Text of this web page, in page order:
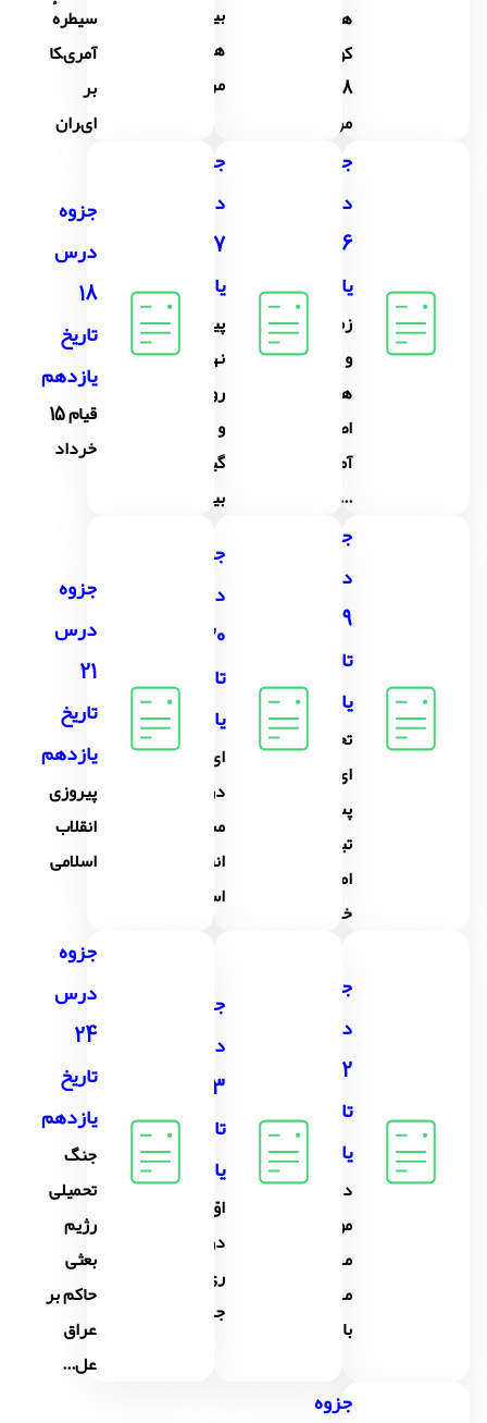
هاى
کودتاى
28
مرداد
بىست و
هشتم
مرداد
سىطرهٔ
آمرىکا
بر
اىران
جزوه
درس
یازدهم
زمینه ها
و هدف
های
اصلاحات
آمریکایی
...
جزوه
درس
یازدهم
پىداىش
نهضت
روحانىت
و اوج
گیری
بیدار...
جزوه
درس
18
تاریخ
یازدهم
قىام 15
خرداد
جزوه
درس
19
تاریخ
یازدهم
تحولات
اىران
پس از
تبعىد
امام
خمىنى
جزوه
درس
20
تاریخ
یازدهم
اىران
در
مسیر
انقلاب
اسلامى
جزوه
درس
21
تاریخ
یازدهم
پىروزى
انقلاب
اسلامى
جزوه
درس
22
تاریخ
یازدهم
دولت
موقت
مهندس
مهدى
بازرگان
جزوه
درس
23
تاریخ
یازدهم
اوّلىن
دورهٔ
رىاست
جمهورى
جزوه
درس
24
تاریخ
یازدهم
جنگ
تحمىلى
رژیم
بعثی
حاکم بر
عراق
عل...
جزوه